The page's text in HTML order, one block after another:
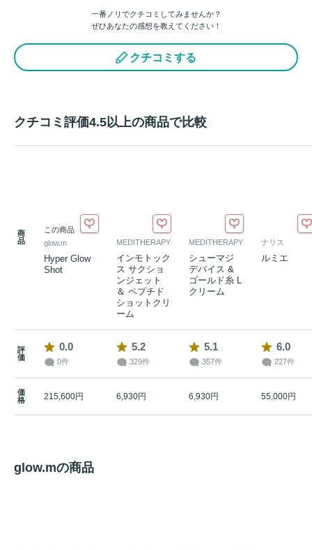
一番ノリでクチコミしてみませんか？
ぜひあなたの感想を教えてください！
クチコミする
クチコミ評価4.5以上の商品で比較
商
品
この商品
glow.m
Hyper Glow
Shot
MEDITHERAPY
インモトック
ス サクショ
ンジェット
＆ ペプチド
ショットクリ
ーム
MEDITHERAPY
シューマジ
デバイス &
ゴールド糸 L
クリーム
ナリス
ルミエ
評
価
0.0
0件
5.2
329件
5.1
357件
6.0
227件
価
格
215,600円 6,930円 6,930円 55,000円
glow.mの商品